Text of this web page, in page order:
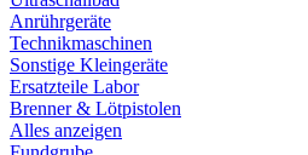
Anrührgeräte
Technikmaschinen
Sonstige Kleingeräte
Ersatzteile Labor
Brenner & Lötpistolen
Alles anzeigen